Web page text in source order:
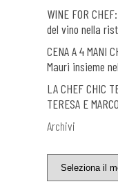
WINE FOR
del vino nella
CENA A 4 MANI
Mauri insieme
LA CHEF CHIC
TERESA E
Archivi